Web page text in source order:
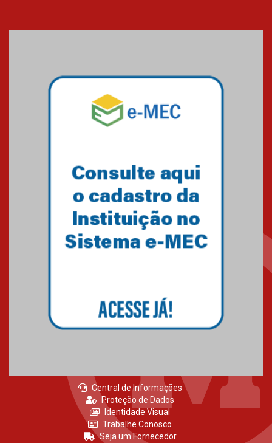
Mackenzie mobiliza campanha
solidária para apoiar famílias em
Minas Gerais
Primeiro culto do ano ressalta o
27.02.2026
Central de Informações
Proteção de Dados
Identidade Visual
Trabalhe Conosco
Seja um Fornecedor